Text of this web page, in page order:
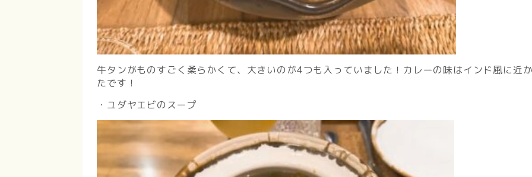
牛タンがものすごく柔らかくて、大きいのが4つも入っていました！カレーの味はインド風に近
たです！
・ユダヤエビのスープ